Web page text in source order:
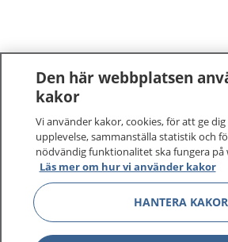
1177 –tryggt om din
På 1177.se får du råd om hälsa
sjukdomar och vilka mottagningar
Logga in för att läsa din journal
vårdärenden. Ring telefonnummer
sjukvårdsrådgivning dygnet runt.
1177 ger dig råd när du vill må
Den här webbplatsen
kakor
Vi använder kakor, cookies, för att ge
upplevelse, sammanställa statistik och
nödvändig funktionalitet ska fungera på
Läs mer om hur vi använder kakor
HANTERA KAKOR